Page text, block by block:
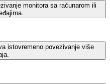
monitora sa računarom ili
istovremeno povezivanje više